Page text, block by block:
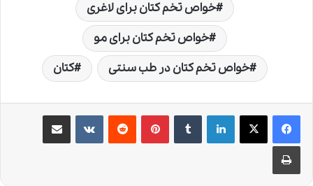
خواص تخم کتان برای لاغری
خواص تخم کتان برای مو
خواص تخم کتان در طب سنتی
کتان
لینکدین ‫تامبلر ‫پین‌ترست‫رددیت ‫VKontakteاشتراک گذاری از طریق ایمیل
چاپ